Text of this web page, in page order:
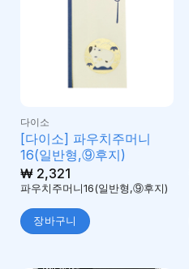
다이소
[다이소] 파우치주머니
16(일반형,⑨후지)
₩2,321
파우치주머니16(일반형,⑨후지)
장바구니